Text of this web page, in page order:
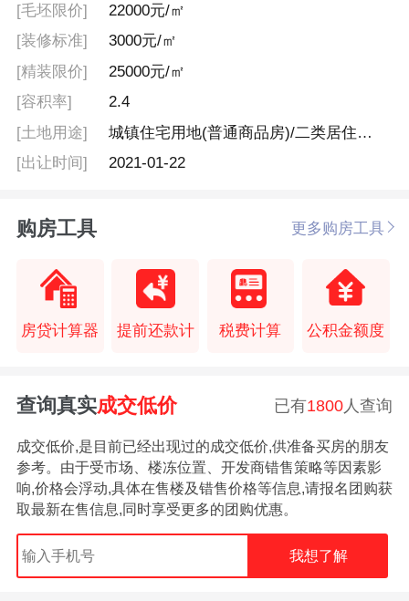
[毛坯限价]
22000元/㎡
[装修标准]
3000元/㎡
[精装限价]
25000元/㎡
[容积率]
2.4
[土地用途]
城镇住宅用地(普通商品房)/二类居住用地(含配套公建)
[出让时间]
2021-01-22
购房工具 更多购房工具
房贷计算器 提前还款计 税费计算 公积金额度
查询真实成交低价 已有1800人查询
成交低价,是目前已经出现过的成交低价,供准备买房的朋友
参考。由于受市场、楼冻位置、开发商错售策略等因素影
响,价格会浮动,具体在售楼及错售价格等信息,请报名团购获
取最新在售信息,同时享受更多的团购优惠。
我想了解